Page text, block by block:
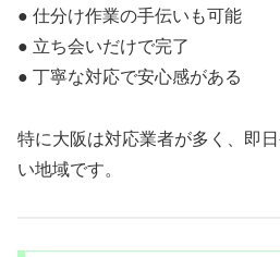
● 仕分け作業の手伝いも可能
● 立ち会いだけで完了
● 丁寧な対応で安心感がある
特に大阪は対応業者が多く、即
い地域です。